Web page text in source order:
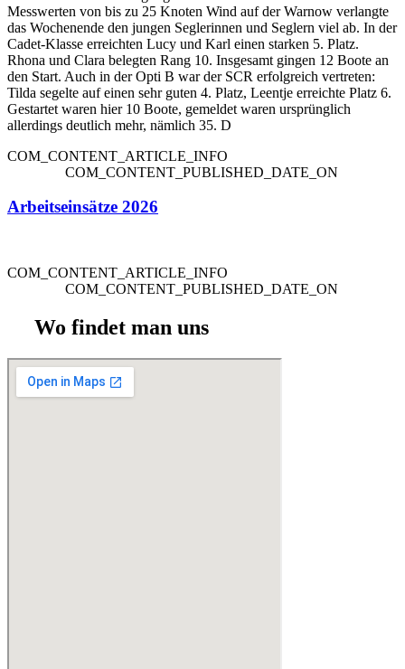
Messwerten von bis zu 25 Knoten Wind auf der Warnow verlangte
das Wochenende den jungen Seglerinnen und Seglern viel ab. In der
Cadet-Klasse erreichten Lucy und Karl einen starken 5. Platz.
Rhona und Clara belegten Rang 10. Insgesamt gingen 12 Boote an
den Start. Auch in der Opti B war der SCR erfolgreich vertreten:
Tilda segelte auf einen sehr guten 4. Platz, Leentje erreichte Platz 6.
Gestartet waren hier 10 Boote, gemeldet waren ursprünglich
allerdings deutlich mehr, nämlich 35. D
COM_CONTENT_ARTICLE_INFO
COM_CONTENT_PUBLISHED_DATE_ON
Arbeitseinsätze 2026
COM_CONTENT_ARTICLE_INFO
COM_CONTENT_PUBLISHED_DATE_ON
Wo findet man uns